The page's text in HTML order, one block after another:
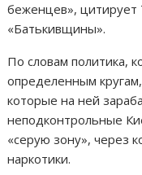
беженцев», цитирует
«Батькивщины».
По словам политика,
определенным
которые на ней
неподконтрольные
«серую зону», через
наркотики.